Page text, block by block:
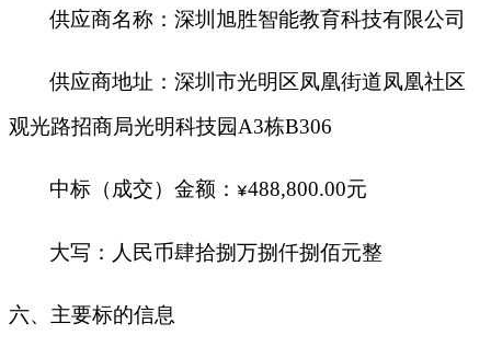
供应商名称：深圳旭胜智能教育科技有限公司
供应商地址：深圳市光明区凤凰街道凤凰社区
观光路招商局光明科技园A3栋B306
中标（成交）金额： ¥488,800.00元
大写：人民币肆拾捌万捌仟捌佰元整
六、主要标的信息